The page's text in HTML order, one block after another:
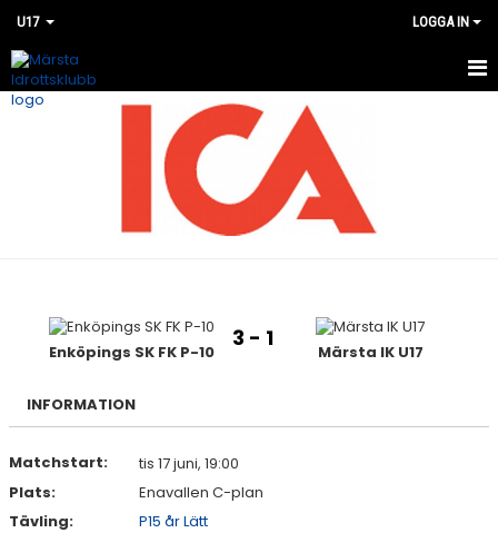
U17 LOGGA IN
HEM
DOKUMENT
KONTAKT
Enköpings SK FK P-10
3 - 1
Märsta IK U17
INFORMATION
Matchstart:
tis 17 juni, 19:00
Plats:
Enavallen C-plan
Tävling:
P15 år Lätt